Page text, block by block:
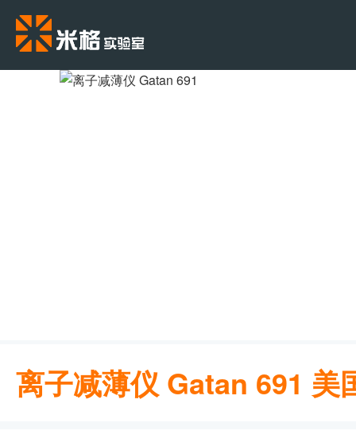
离子减薄仪 Gatan 691 美